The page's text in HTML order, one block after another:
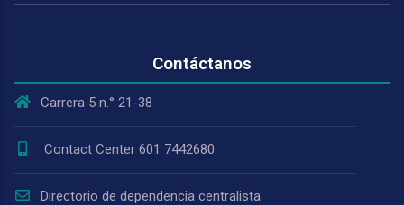
Contáctanos
Carrera 5 n.° 21-38
Contact Center 601 7442680
Directorio de dependencia centralista